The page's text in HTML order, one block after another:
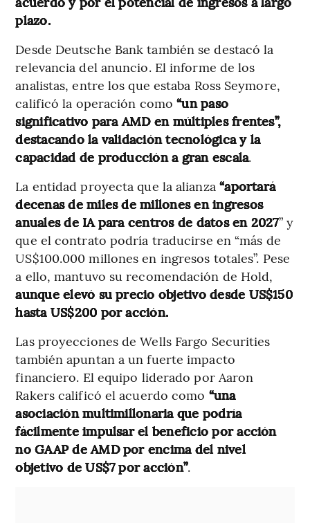
plazo.
Desde Deutsche Bank también se destacó la
relevancia del anuncio. El informe de los
analistas, entre los que estaba Ross Seymore,
calificó la operación como“un paso
significativo para AMD en múltiples frentes”,
destacando la validación tecnológica y la
capacidad de producción a gran escala.
La entidad proyecta que la alianza“aportará
decenas de miles de millones en ingresos
anuales de IA para centros de datos en 2027” y
que el contrato podría traducirse en “más de
US$100.000 millones en ingresos totales”. Pese
a ello, mantuvo su recomendación de Hold,
aunque elevó su precio objetivo desde US$150
hasta US$200 por acción.
Las proyecciones de Wells Fargo Securities
también apuntan a un fuerte impacto
financiero. El equipo liderado por Aaron
Rakers calificó el acuerdo como “una
asociación multimillonaria que podría
fácilmente impulsar el beneficio por acción
no GAAP de AMD por encima del nivel
objetivo de US$7 por acción”.